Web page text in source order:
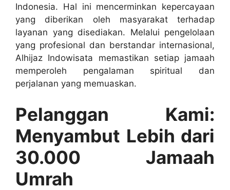
Indonesia. Hal ini mencerminkan kepercayaan
yang diberikan oleh masyarakat terhadap
layanan yang disediakan. Melalui pengelolaan
yang profesional dan berstandar internasional,
Alhijaz Indowisata memastikan setiap jamaah
memperoleh pengalaman spiritual dan
perjalanan yang memuaskan.
Pelanggan Kami:
Menyambut Lebih dari
30.000 Jamaah
Umrah